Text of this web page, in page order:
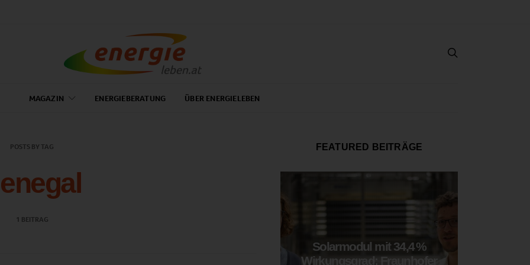
MAGAZIN ENERGIEBERATUNG ÜBER ENERGIELEBEN
POSTS BY TAG
1 BEITRAG
FEATURED BEITRÄGE
Solarmodul mit 34,4 %
Wirkungsgrad: Fraunhofer